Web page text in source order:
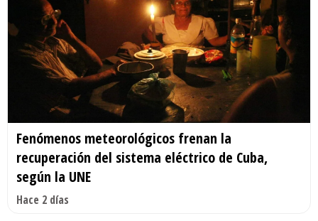
Fenómenos meteorológicos frenan la
recuperación del sistema eléctrico de Cuba,
según la UNE
Hace 2 días